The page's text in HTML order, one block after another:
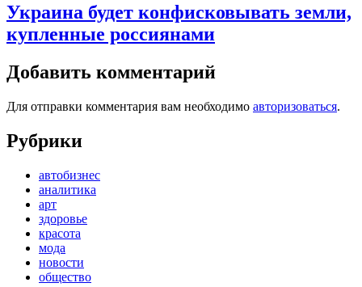
Украина будет конфисковывать земли,
купленные россиянами
Добавить комментарий
Для отправки комментария вам необходимо авторизоваться.
Рубрики
автобизнес
аналитика
арт
здоровье
красота
мода
новости
общество